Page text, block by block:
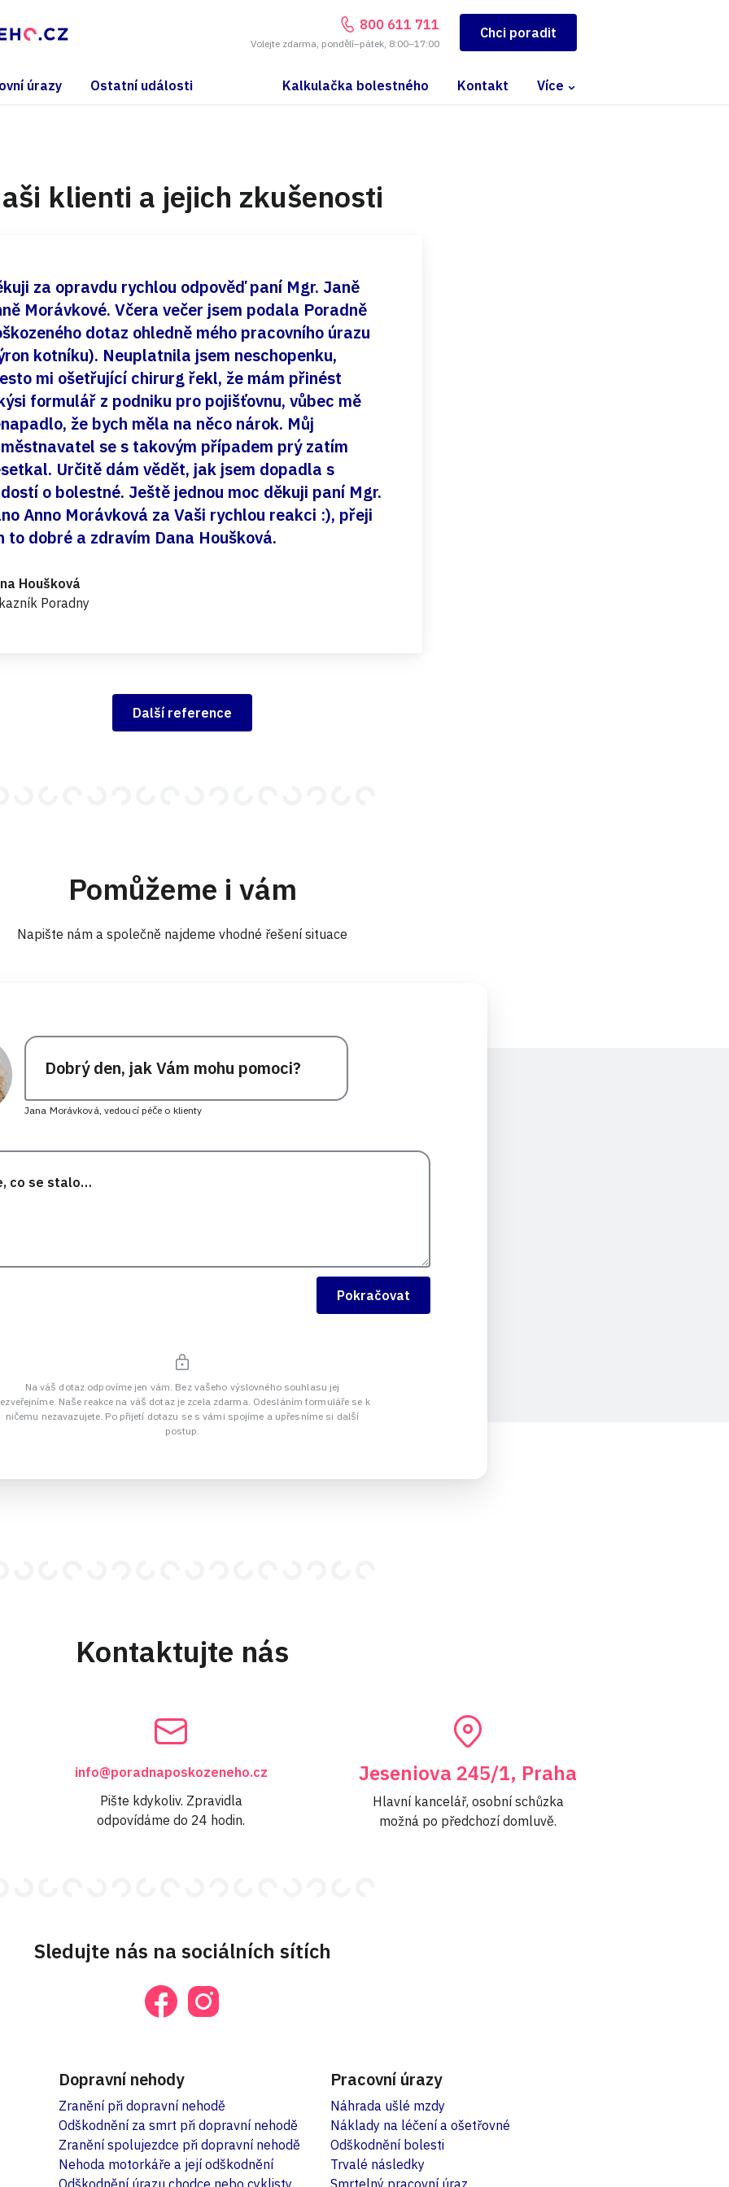
800 611 711
Volejte zdarma, pondělí–pátek, 8:00–17:00
Chci poradit
úrazy Ostatní události Kalkulačka bolestného Kontakt Více
klienti a jejich zkušenosti
za opravdu rychlou odpověď paní Mgr. Janě
Morávkové. Včera večer jsem podala Poradně
dotaz ohledně mého pracovního úrazu
kotníku). Neuplatnila jsem neschopenku,
mi ošetřující chirurg řekl, že mám přinést
formulář z podniku pro pojišťovnu, vůbec mě
že bych měla na něco nárok. Můj
se s takovým případem prý zatím
Určitě dám vědět, jak jsem dopadla s
o bolestné. Ještě jednou moc děkuji paní Mgr.
Anno Morávková za Vaši rychlou reakci :), přeji
to dobré a zdravím Dana Houšková.
Houšková
Poradny
Další reference
Pomůžeme i vám
Napište nám a společně najdeme vhodné řešení situace
Dobrý den, jak Vám mohu pomoci?
Jana Morávková, vedoucí péče o klienty
Pokračovat
Na váš dotaz odpovíme jen vám. Bez vašeho výslovného souhlasu jej
Naše reakce na váš dotaz je zcela zdarma. Odesláním formuláře se k
ničemu nezavazujete. Po přijetí dotazu se s vámi spojíme a upřesníme si další
postup.
Kontaktujte nás
info@poradnaposkozeneho.cz
Pište kdykoliv. Zpravidla
odpovídáme do 24 hodin.
Jeseniova 245/1, Praha
Hlavní kancelář, osobní schůzka
možná po předchozí domluvě.
Sledujte nás na sociálních sítích
Dopravní nehody
Zranění při dopravní nehodě
Odškodnění za smrt při dopravní nehodě
Zranění spolujezdce při dopravní nehodě
Nehoda motorkáře a její odškodnění
Odškodnění úrazu chodce nebo cyklisty
Pracovní úrazy
Náhrada ušlé mzdy
Náklady na léčení a ošetřovné
Odškodnění bolesti
Trvalé následky
Smrtelný pracovní úraz